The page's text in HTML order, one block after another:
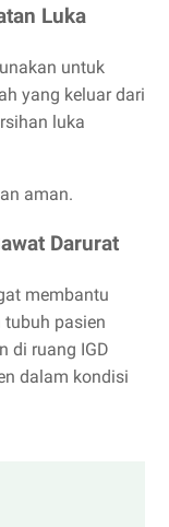
Luka
untuk
yang keluar dari
luka
aman.
Darurat
membantu
pasien
di ruang IGD
dalam kondisi